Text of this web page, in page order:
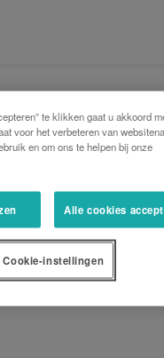
te klikken gaat u akkoord
voor het verbeteren van
en om ons te helpen bij onze
Alle cookies
Cookie-instellingen